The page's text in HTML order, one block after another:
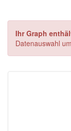
Ihr Graph
Datenauswahl